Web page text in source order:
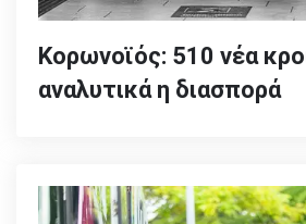
Κορωνοϊός: 510 νέα
αναλυτικά η διασπορά